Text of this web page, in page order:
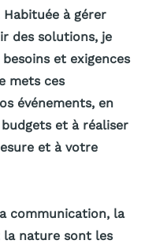
à gérer
des solutions, je
et exigences
mets ces
événements, en
budgets et à réaliser
et à votre
communication, la
nature sont les